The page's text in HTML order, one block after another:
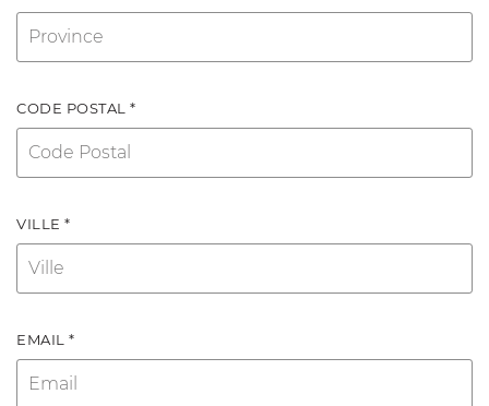
CODE POSTAL *
VILLE *
EMAIL *